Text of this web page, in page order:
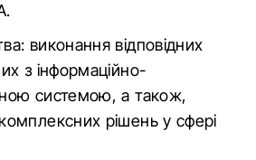
виконання відповідних
з інформаційно-
системою, а також,
рішень у сфері